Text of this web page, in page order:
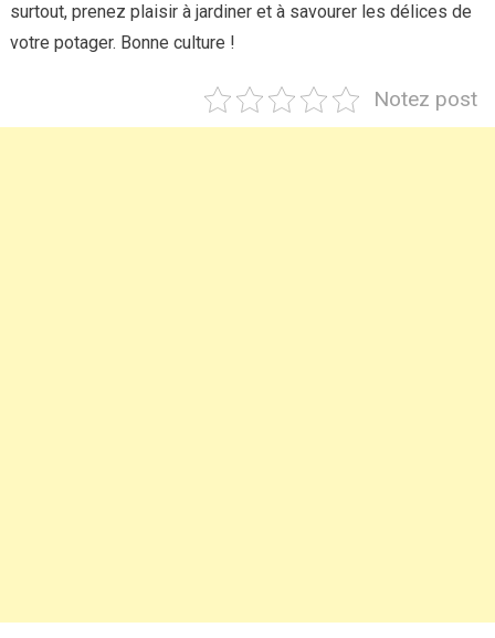
surtout, prenez plaisir à jardiner et à savourer les délices de
votre potager. Bonne culture !
Notez post